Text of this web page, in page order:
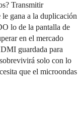
Transmitir
gana a la duplicación
lo de la pantalla de
en el mercado
guardada para
solo con lo
que el microondas